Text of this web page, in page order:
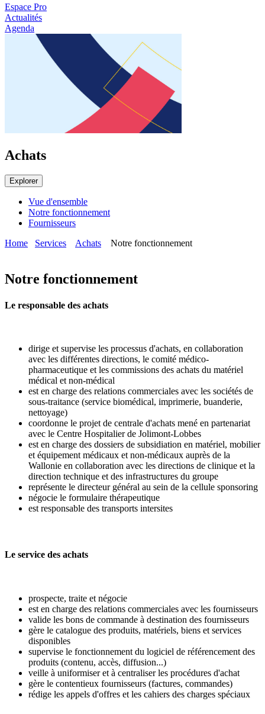
Espace Pro
Actualités
Agenda
Achats
Explorer
Vue d'ensemble
Notre fonctionnement
Fournisseurs
Home
Services Achats Notre fonctionnement
Notre fonctionnement
Le responsable des achats
dirige et supervise les processus d'achats, en collaboration
avec les différentes directions, le comité médico-
pharmaceutique et les commissions des achats du matériel
médical et non-médical
est en charge des relations commerciales avec les sociétés de
sous-traitance (service biomédical, imprimerie, buanderie,
nettoyage)
coordonne le projet de centrale d'achats mené en partenariat
avec le Centre Hospitalier de Jolimont-Lobbes
est en charge des dossiers de subsidiation en matériel, mobilier
et équipement médicaux et non-médicaux auprès de la
Wallonie en collaboration avec les directions de clinique et la
direction technique et des infrastructures du groupe
représente le directeur général au sein de la cellule sponsoring
négocie le formulaire thérapeutique
est responsable des transports intersites
Le service des achats
prospecte, traite et négocie
est en charge des relations commerciales avec les fournisseurs
valide les bons de commande à destination des fournisseurs
gère le catalogue des produits, matériels, biens et services
disponibles
supervise le fonctionnement du logiciel de référencement des
produits (contenu, accès, diffusion...)
veille à uniformiser et à centraliser les procédures d'achat
gère le contentieux fournisseurs (factures, commandes)
rédige les appels d'offres et les cahiers des charges spéciaux